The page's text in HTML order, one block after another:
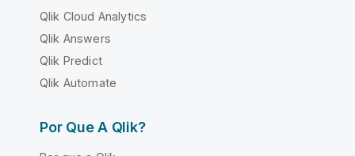
Qlik Cloud Analytics
Qlik Answers
Qlik Predict
Qlik Automate
Por Que A Qlik?